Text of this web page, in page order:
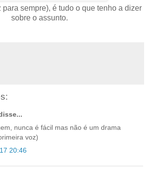
para sempre), é tudo o que tenho a dizer
sobre o assunto.
nunca é fácil mas não é um drama
voz)
20:46